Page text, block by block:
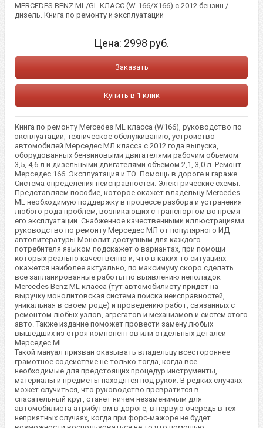
MERCEDES BENZ ML/GL КЛАСС (W-166/X166) с 2012 бензин /
дизель. Книга по ремонту и эксплуатации
Цена: 2998 руб.
Заказать
Купить в 1 клик
Книга по ремонту Mercedes ML класса (W166), руководство по
эксплуатации, техническое обслуживанию, устройство
автомобилей Мерседес МЛ класса с 2012 года выпуска,
оборудованных бензиновыми двигателями рабочим объемом
3,5, 4,6 л и дизельными двигателями объемом 2,1, 3,0 л. Ремонт
Мерседес 166. Эксплуатация и ТО. Помощь в дороге и гараже.
Система определения неисправностей. Электрические схемы.
Представляем пособие, которое окажет владельцу Mercedes
ML необходимую поддержку в процессе разбора и устранения
любого рода проблем, возникающих с транспортом во премя
его эксплуатации. Снабженное качественными иллюстрациями
руководство по ремонту Мерседес МЛ от популярного ИД
автолитературы Монолит доступным для каждого
потребителя языком подскажет о вариантах, при помощи
которых реально качественно и, что в каких-то ситуациях
окажется наиболее актуально, по максимуму скоро сделать
все запланированные работы по выявлению неполадок
Mercedes Benz ML класса (тут автомобилисту придет на
выручку монолитовская система поиска неисправностей,
уникальная в своем роде) и проведению работ, связанных с
ремонтом любых узлов, агрегатов и механизмов и систем этого
авто. Также издание поможет провести замену любых
вышедших из строя компонентов или отдельных деталей
Мерседес ML.
Такой мануал призван оказывать владельцу всестороннее
грамотное содействие не только тогда, когда все
необходимые для предстоящих процедур инструменты,
материалы и предметы находятся под рукой. В редких случаях
может случиться, что руководство превратится в
спасательный круг, станет ничем незаменимым для
автомобилиста атрибутом в дороге, в первую очередь в тех
неприятных случаях, когда при форс-мажоре не будет